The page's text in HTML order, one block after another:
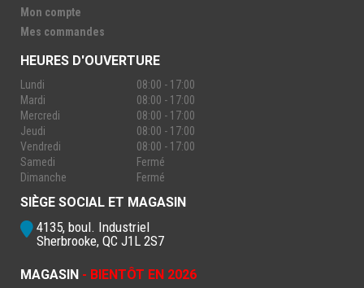
Mon compte
Mes commandes
HEURES D'OUVERTURE
Lundi
08:00 - 17:00
Mardi
08:00 - 17:00
Mercredi
08:00 - 17:00
Jeudi
08:00 - 17:00
Vendredi
08:00 - 17:00
Samedi
Fermé
Dimanche
Fermé
SIÈGE SOCIAL ET MAGASIN
4135, boul. Industriel
Sherbrooke, QC J1L 2S7
MAGASIN - BIENTÔT EN 2026